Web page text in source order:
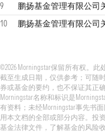
9
10
©2026 Morningstar保留所有权。
截至生成日期，仅供参考；可随
券或基金的要约，也不保证其正
Morningstar名称和标识是
有资料；未经Morningstar事先书
用本文档的全部或部分内容。投
基金法律文件，了解基金的风险